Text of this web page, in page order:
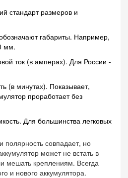
стандарт размеров и
габариты. Например,
мм.
ток (в амперах). Для России -
(в минутах). Показывает,
проработает без
Для большинства легковых
полярность совпадает, но
может не встать в
мешать креплениям. Всегда
и нового аккумулятора.